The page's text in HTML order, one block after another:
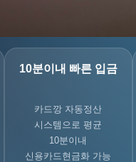
10분이내 빠른 입금
카드깡 자동정산
시스템으로 평균
10분이내
신용카드현금화 가능